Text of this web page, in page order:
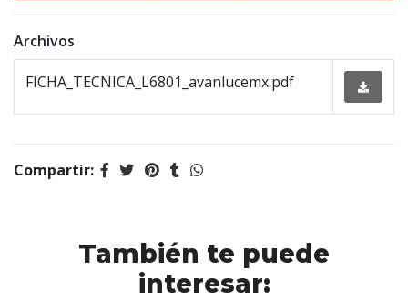
Archivos
FICHA_TECNICA_L6801_avanlucemx.pdf
Compartir:
También te puede
interesar: